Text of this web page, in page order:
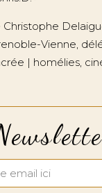
Christophe
Vienne,
| homélies,